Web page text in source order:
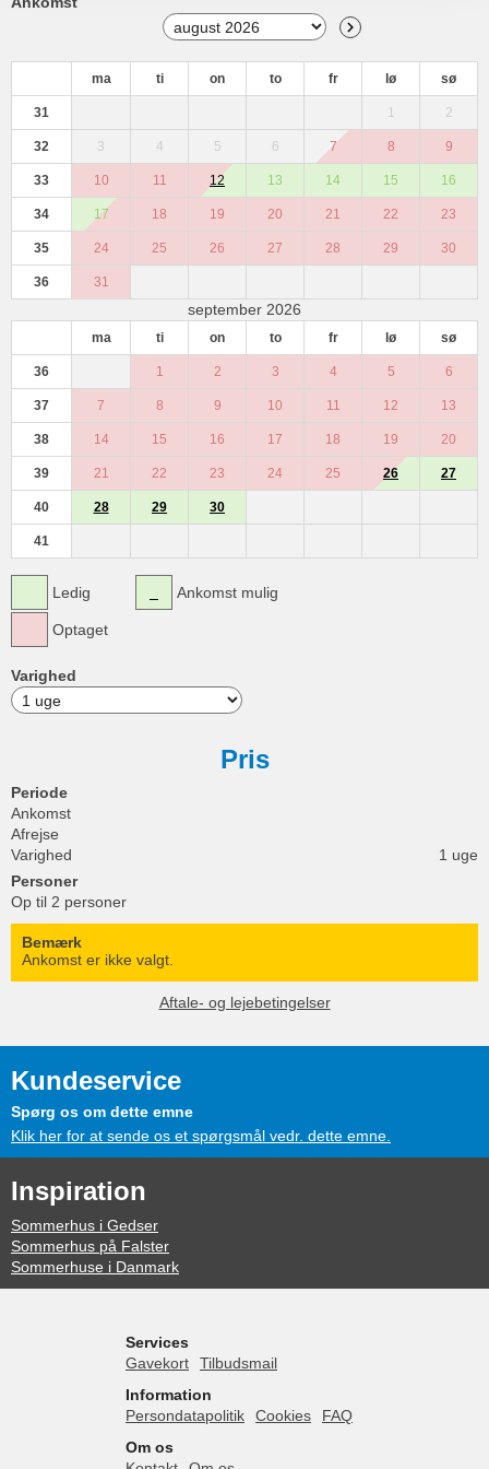
ma ti on to fr lø sø
31 1 2
32 3 4 5 6 7 8 9
33 10 11 12 13 14 15 16
34 17 18 19 20 21 22 23
35 24 25 26 27 28 29 30
36 31
september 2026
ma ti on to fr lø sø
36 1 2 3 4 5 6
37 7 8 9 10 11 12 13
38 14 15 16 17 18 19 20
39 21 22 23 24 25 26 27
40 28 29 30
41
Ledig
Optaget
Ankomst mulig
Varighed
Pris
Periode
Ankomst
Afrejse
Varighed
1 uge
Personer
Op til 2 personer
Bemærk
Ankomst er ikke valgt.
Aftale- og lejebetingelser
Kundeservice
Spørg os om dette emne
Klik her for at sende os et spørgsmål vedr. dette emne.
Inspiration
Sommerhus i Gedser
Sommerhus på Falster
Sommerhuse i Danmark
Services
Gavekort
Tilbudsmail
Information
Persondatapolitik
Cookies
FAQ
Om os